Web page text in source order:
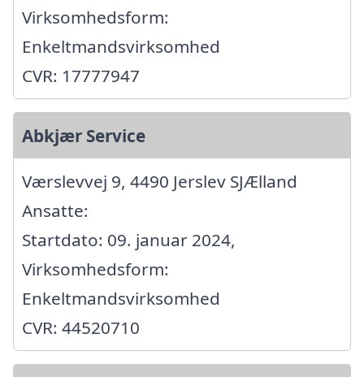
Virksomhedsform:
Enkeltmandsvirksomhed
CVR: 17777947
Abkjær Service
Værslevvej 9, 4490 Jerslev SJÆlland
Ansatte:
Startdato: 09. januar 2024,
Virksomhedsform:
Enkeltmandsvirksomhed
CVR: 44520710